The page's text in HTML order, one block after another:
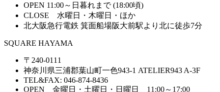
OPEN 11:00～日暮れまで (18:00頃)
CLOSE 水曜日・木曜日・ほか
北大阪急行電鉄 箕面船場阪大前駅より北に徒歩7分
SQUARE HAYAMA
〒240-0111
神奈川県三浦郡葉山町一色943-1 ATELIER943 A-3F
TEL&FAX: 046-874-8436
OPEN 金曜日・土曜日・日曜日 11:00～17:00